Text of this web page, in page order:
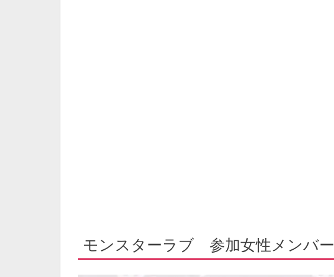
モンスターラブ 参加女性メンバー